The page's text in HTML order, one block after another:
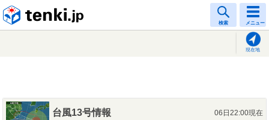
検索 メニュー
現在地
台風13号情報
06日22:00現在